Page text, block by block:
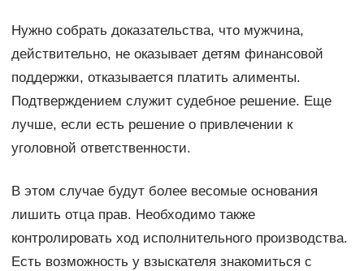
Нужно собрать доказательства, что мужчина,
действительно, не оказывает детям финансовой
поддержки, отказывается платить алименты.
Подтверждением служит судебное решение. Еще
лучше, если есть решение о привлечении к
уголовной ответственности.
В этом случае будут более весомые основания
лишить отца прав. Необходимо также
контролировать ход исполнительного производства.
Есть возможность у взыскателя знакомиться с